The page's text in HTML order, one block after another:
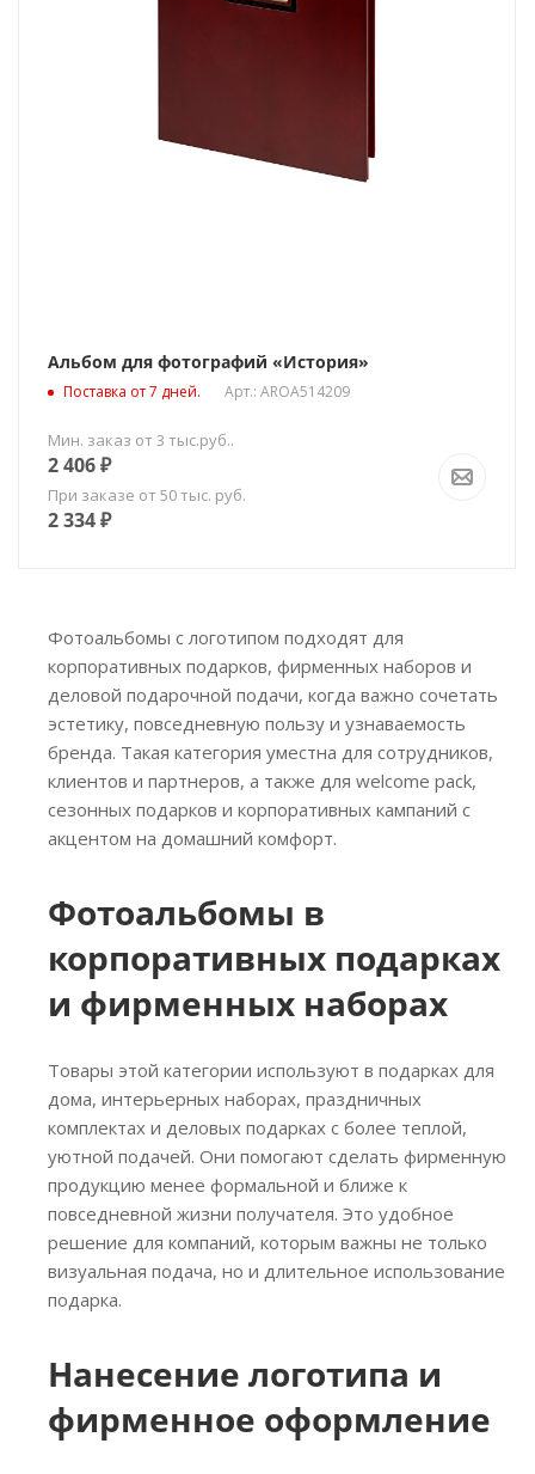
Альбом для фотографий «История»
Поставка от 7 дней. Арт.: AROA514209
Мин. заказ от 3 тыс.руб..
2 406₽
При заказе от 50 тыс. руб.
2 334₽
Фотоальбомы с логотипом подходят для
корпоративных подарков, фирменных наборов и
деловой подарочной подачи, когда важно сочетать
эстетику, повседневную пользу и узнаваемость
бренда. Такая категория уместна для сотрудников,
клиентов и партнеров, а также для welcome pack,
сезонных подарков и корпоративных кампаний с
акцентом на домашний комфорт.
Фотоальбомы в
корпоративных подарках
и фирменных наборах
Товары этой категории используют в подарках для
дома, интерьерных наборах, праздничных
комплектах и деловых подарках с более теплой,
уютной подачей. Они помогают сделать фирменную
продукцию менее формальной и ближе к
повседневной жизни получателя. Это удобное
решение для компаний, которым важны не только
визуальная подача, но и длительное использование
подарка.
Нанесение логотипа и
фирменное оформление